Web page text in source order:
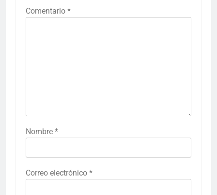
Comentario *
Nombre *
Correo electrónico *